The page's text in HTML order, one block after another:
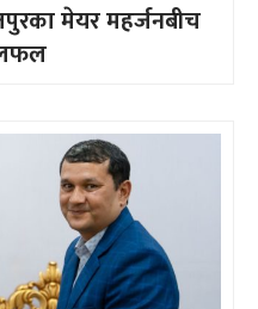
मेयर महर्जनबीच